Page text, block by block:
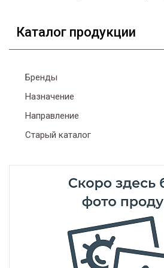
Каталог продукции
Бренды
Назначение
Направление
Старый каталог